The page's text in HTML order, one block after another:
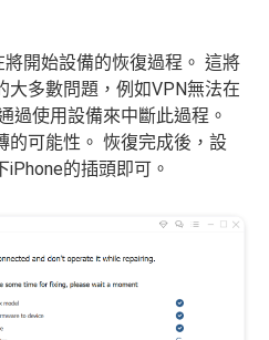
將開始設備的恢復過程。 這將
大多數問題，例如VPN無法在
過使用設備來中斷此過程。
的可能性。 恢復完成後，設
的插頭即可。